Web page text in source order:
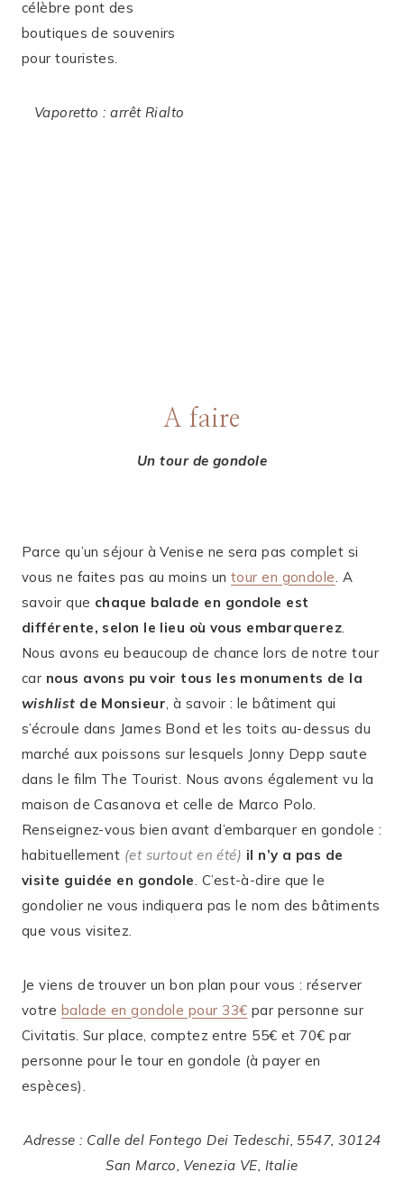
célèbre pont des
boutiques de souvenirs
pour touristes.
Vaporetto : arrêt Rialto
A faire
Un tour de gondole
Parce qu’un séjour à Venise ne sera pas complet si
vous ne faites pas au moins un tour en gondole . A
savoir que chaque balade en gondole est
différente, selon le lieu où vous embarquerez
Nous avons eu beaucoup de chance lors de notre tour
car nous avons pu voir tous les monuments de la
wishlist de Monsieur , à savoir : le bâtiment qui
s’écroule dans James Bond et les toits au-dessus du
marché aux poissons sur lesquels Jonny Depp saute
dans le film The Tourist. Nous avons également vu la
maison de Casanova et celle de Marco Polo.
Renseignez-vous bien avant d’embarquer en gondole :
habituellement (et surtout en été) il n’y a pas de
visite guidée en gondole . C’est-à-dire que le
gondolier ne vous indiquera pas le nom des bâtiments
que vous visitez.
Je viens de trouver un bon plan pour vous : réserver
votre balade en gondole pour 33€ par personne sur
Civitatis. Sur place, comptez entre 55€ et 70€ par
personne pour le tour en gondole (à payer en
espèces).
Adresse : Calle del Fontego Dei Tedeschi, 5547, 30124
San Marco, Venezia VE, Italie